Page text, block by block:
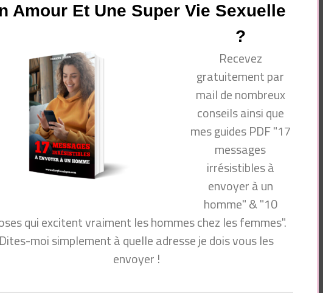
position. Il perçoit ton désir comme actif.
!
groups/communautecyprine/
formation-coaching-seduction/
suivre sur mes autres réseaux sociaux (il y a du contenu
de-fabrice-julien/
bien vous intéresser 👁 : https://youtu.be/ux89DA3yPZk
2010. Beaucoup de femmes me sollicitent pour mieux
Mon franc-parler les aide beaucoup à mieux
Amour Et Une Super Vie Sexuelle
?
Recevez
gratuitement par
mail de nombreux
conseils ainsi que
mes guides PDF "17
messages
irrésistibles à
envoyer à un
homme" & "10
qui excitent vraiment les hommes chez les femmes".
Dites-moi simplement à quelle adresse je dois vous les
envoyer !